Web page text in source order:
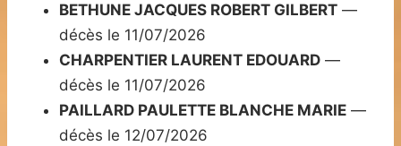
BETHUNE JACQUES ROBERT GILBERT —
décès le 11/07/2026
CHARPENTIER LAURENT EDOUARD —
décès le 11/07/2026
PAILLARD PAULETTE BLANCHE MARIE —
décès le 12/07/2026